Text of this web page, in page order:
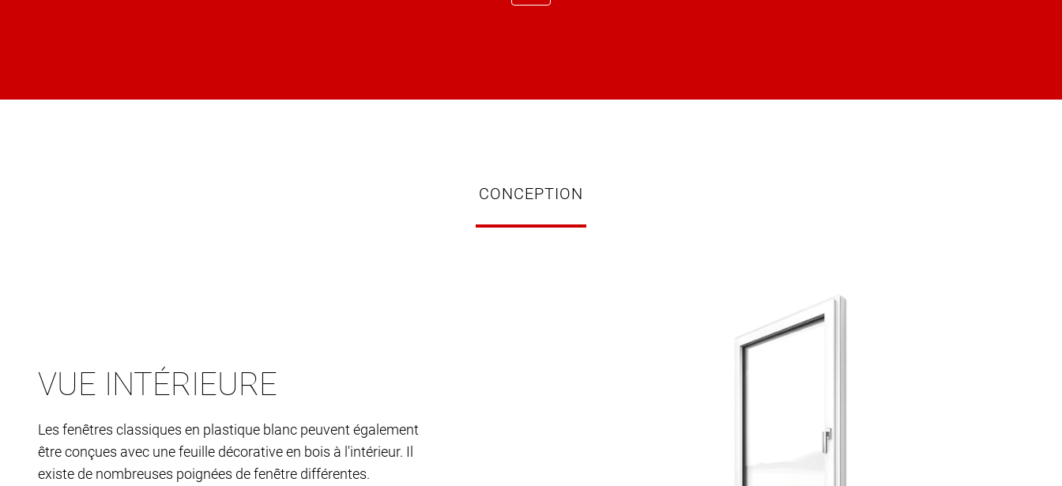
CONCEPTION
VUE INTÉRIEURE
Les fenêtres classiques en plastique blanc peuvent également
être conçues avec une feuille décorative en bois à l'intérieur. Il
existe de nombreuses poignées de fenêtre différentes.